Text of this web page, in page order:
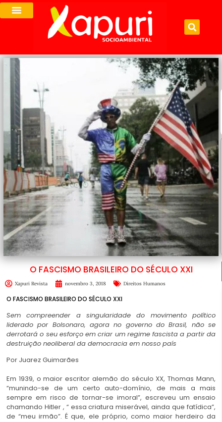
O FASCISMO BRASILEIRO DO SÉCULO XXI
Xapuri Revista novembro 3, 2018 Direitos Humanos
O FASCISMO BRASILEIRO DO SÉCULO XXI
Sem compreender a singularidade do movimento político
liderado por Bolsonaro, agora no governo do Brasil, não se
derrotará o seu esforço em criar um regime fascista a partir da
destruição neoliberal da democracia em nosso país
Por Juarez Guimarães
Em 1939, o maior escritor alemão do século XX, Thomas Mann,
“munindo-se de um certo auto-domínio, de mais a mais
sempre em risco de tornar-se imoral”, escreveu um ensaio
chamando Hitler , “ essa criatura miserável, ainda que fatídica”,
de “meu irmão”. É que, ele próprio, como maior herdeiro da